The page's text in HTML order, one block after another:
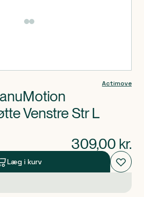
Actimove
Venstre Str L
309,00 kr.
Læg i kurv